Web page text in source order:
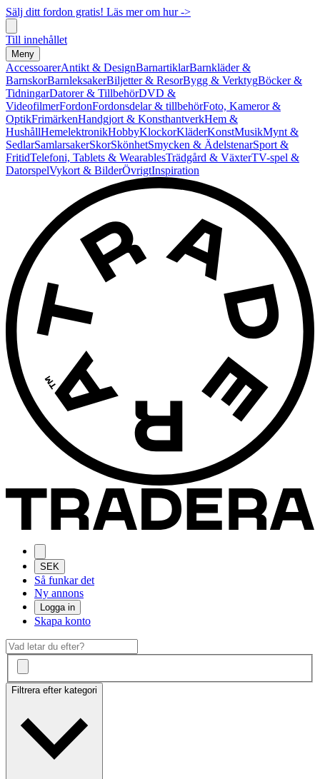
Sälj ditt fordon gratis! Läs mer om hur ->
Till innehållet
Meny
AccessoarerAntikt & DesignBarnartiklarBarnkläder &
BarnskorBarnleksakerBiljetter & ResorBygg & VerktygBöcker &
TidningarDatorer & TillbehörDVD &
VideofilmerFordonFordonsdelar & tillbehörFoto, Kameror &
OptikFrimärkenHandgjort & KonsthantverkHem &
HushållHemelektronikHobbyKlockorKläderKonstMusikMynt &
SedlarSamlarsakerSkorSkönhetSmycken & ÄdelstenarSport &
FritidTelefoni, Tablets & WearablesTrädgård & VäxterTV-spel &
DatorspelVykort & BilderÖvrigtInspiration
SEK
Så funkar det
Ny annons
Logga in
Skapa konto
Filtrera efter kategori